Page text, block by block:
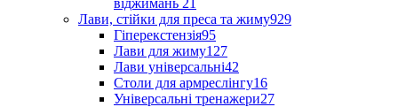
віджимань 21
Лави, стійки для преса та жиму929
Гіперекстензія95
Лави для жиму127
Лави універсальні42
Столи для армреслінгу16
Універсальні тренажери27